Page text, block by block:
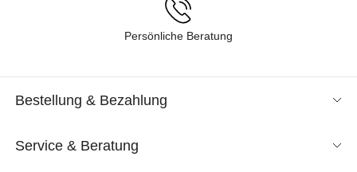
Persönliche Beratung
Bestellung & Bezahlung
Service & Beratung